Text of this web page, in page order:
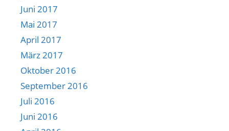
Juni 2017
Mai 2017
April 2017
März 2017
Oktober 2016
September 2016
Juli 2016
Juni 2016